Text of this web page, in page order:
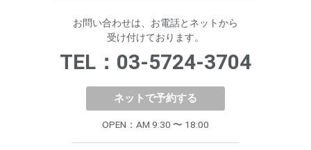
お問い合わせは、お電話とネットから
受け付けております。
TEL：03-5724-3704
ネットで予約する
OPEN：AM 9:30 〜 18:00